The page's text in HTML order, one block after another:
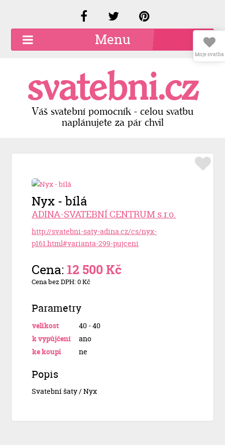
Menu
Kariéra
Kontakty
Přidat firmu
svatebni.cz
Váš svatební pomocník - celou svatbu
naplánujete za pár chvil
Nyx - bílá
ADINA-SVATEBNÍ CENTRUM s.r.o.
http://svatebni-saty-adina.cz/cs/nyx-
p161.html#varianta-299-pujceni
Cena:12 500 Kč
Cena bez DPH: 0 Kč
Parametry
velikost
40 - 40
k vypůjčení
ano
ke koupi
ne
Popis
Svatební šaty / Nyx
Moje svatba